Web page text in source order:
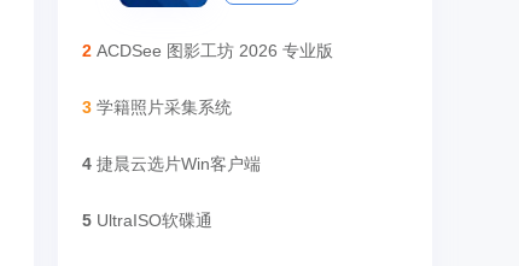
2 ACDSee 图影工坊 2026 专业版
3 学籍照片采集系统
4 捷晨云选片Win客户端
5 UltraISO软碟通